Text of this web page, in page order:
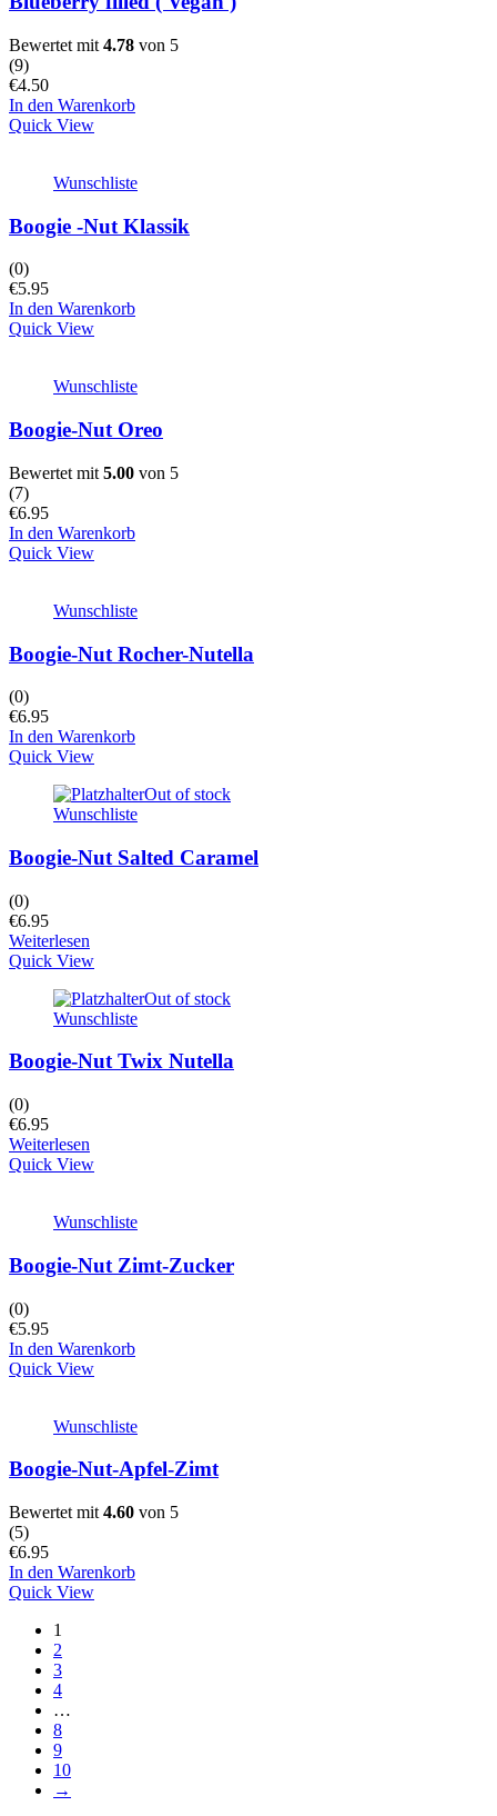
Bewertet mit 4.78 von 5
(9)
€4.50
In den Warenkorb
Quick View
Wunschliste
Boogie -Nut Klassik
(0)
€5.95
In den Warenkorb
Quick View
Wunschliste
Boogie-Nut Oreo
Bewertet mit 5.00 von 5
(7)
€6.95
In den Warenkorb
Quick View
Wunschliste
Boogie-Nut Rocher-Nutella
(0)
€6.95
In den Warenkorb
Quick View
Out of stock
Wunschliste
Boogie-Nut Salted Caramel
(0)
€6.95
Weiterlesen
Quick View
Out of stock
Wunschliste
Boogie-Nut Twix Nutella
(0)
€6.95
Weiterlesen
Quick View
Wunschliste
Boogie-Nut Zimt-Zucker
(0)
€5.95
In den Warenkorb
Quick View
Wunschliste
Boogie-Nut-Apfel-Zimt
Bewertet mit 4.60 von 5
(5)
€6.95
In den Warenkorb
Quick View
1
2
3
4
…
8
9
10
→